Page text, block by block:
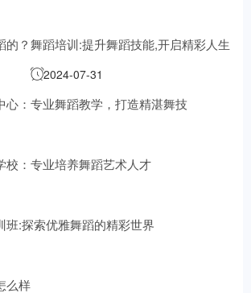
的？舞蹈培训:提升舞蹈技能,开启精彩人生
2024-07-31
心：专业舞蹈教学，打造精湛舞技
校：专业培养舞蹈艺术人才
班:探索优雅舞蹈的精彩世界
么样